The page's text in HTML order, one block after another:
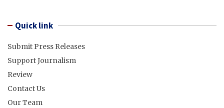
Quick link
Submit Press Releases
Support Journalism
Review
Contact Us
Our Team